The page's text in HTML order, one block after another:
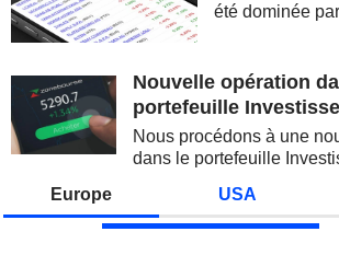
été dominée
semi-
inquiétudes sur
Nouvelle opération
portefeuille
Nous procédons à une
dans le portefeuille
Europe USA